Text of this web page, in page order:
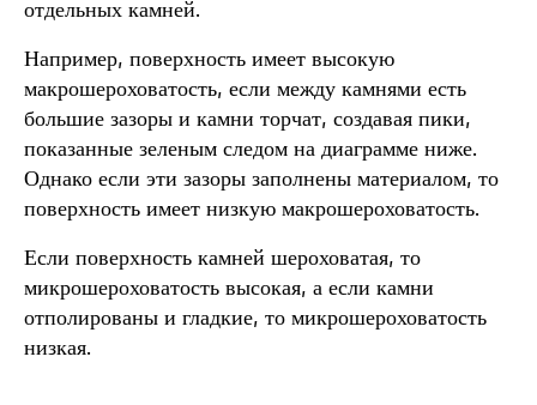
отдельных камней.
Например, поверхность имеет высокую
макрошероховатость, если между камнями есть
большие зазоры и камни торчат, создавая пики,
показанные зеленым следом на диаграмме ниже.
Однако если эти зазоры заполнены материалом, то
поверхность имеет низкую макрошероховатость.
Если поверхность камней шероховатая, то
микрошероховатость высокая, а если камни
отполированы и гладкие, то микрошероховатость
низкая.